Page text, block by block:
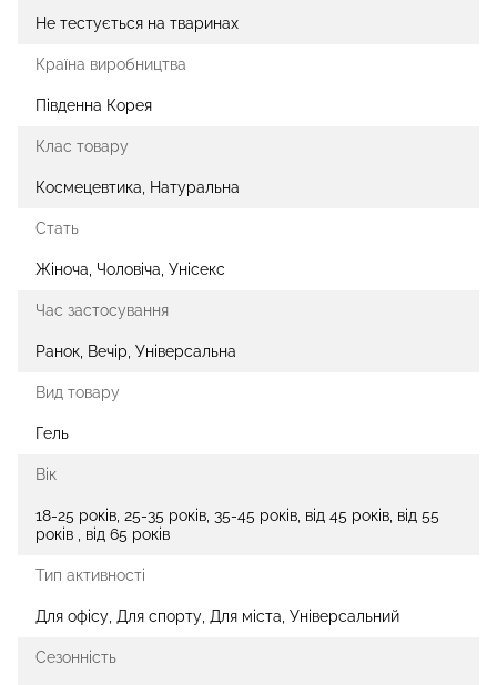
Не тестується на тваринах
Країна виробництва
Південна Корея
Клас товару
Космецевтика, Натуральна
Стать
Жіноча, Чоловіча, Унісекс
Час застосування
Ранок, Вечір, Універсальна
Вид товару
Гель
Вік
18-25 років, 25-35 років, 35-45 років, від 45 років, від 55
років , від 65 років
Тип активності
Для офісу, Для спорту, Для міста, Універсальний
Сезонність